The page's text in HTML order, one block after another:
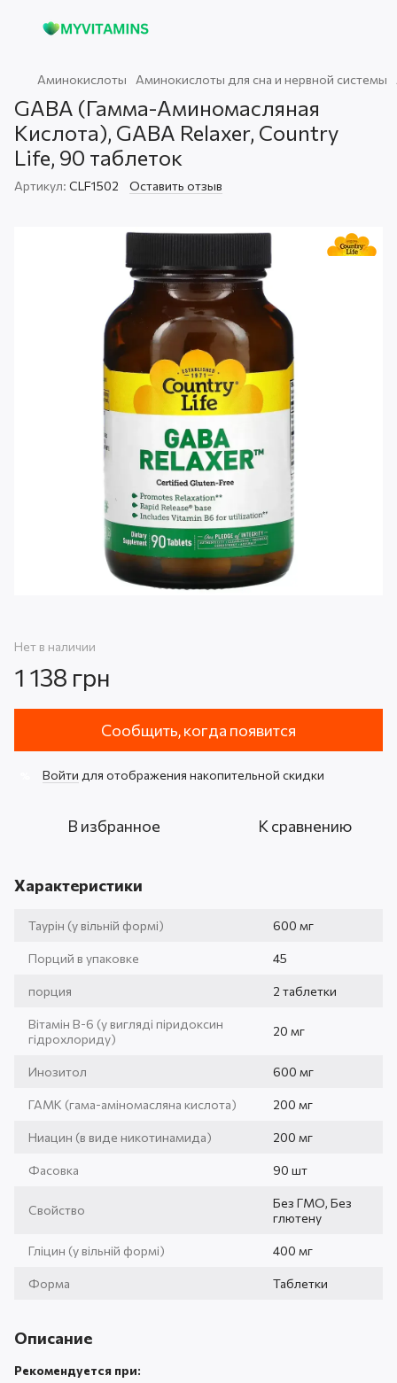
Аминокислоты Аминокислоты для сна и нервной системы
GABA (Гамма-Аминомасляная
Кислота), GABA Relaxer, Country
Life, 90 таблеток
Артикул: CLF1502 Оставить отзыв
Нет в наличии
1 138 грн
Сообщить, когда появится
Войти для отображения накопительной скидки
В избранное К сравнению
Характеристики
Таурін (у вільній формі) 600 мг
Порций в упаковке 45
порция 2 таблетки
Вітамін B-6 (у вигляді піридоксин
гідрохлориду)
20 мг
Инозитол 600 мг
ГАМК (гама-аміномасляна кислота) 200 мг
Ниацин (в виде никотинамида) 200 мг
Фасовка 90 шт
Свойство
Без ГМО, Без
глютену
Гліцин (у вільній формі) 400 мг
Форма Таблетки
Описание
Рекомендуется при: